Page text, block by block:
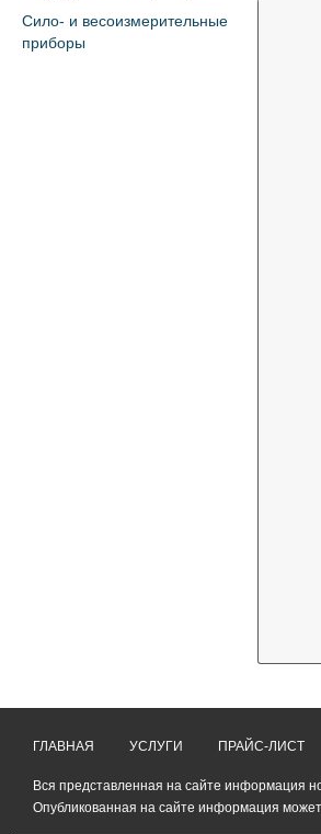
Сило- и весоизмерительные
приборы
ГЛАВНАЯ УСЛУГИ ПРАЙС-ЛИСТ
Вся представленная на сайте информация
Опубликованная на сайте информация